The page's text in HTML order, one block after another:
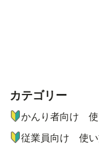
ナビゲーションメニ
カテゴリー
かんり者向け 使
従業員向け 使い